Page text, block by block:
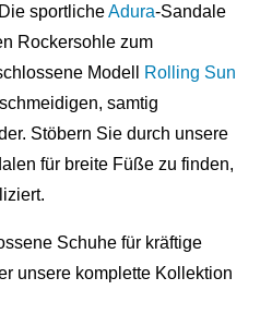
sportlicheAdura-Sandale
Rockersohle zum
Modell
Rolling Sun
samtig
Stöbern Sie durch unsere
für breite Füße zu finden,
Schuhe für kräftige
unsere komplette Kollektion